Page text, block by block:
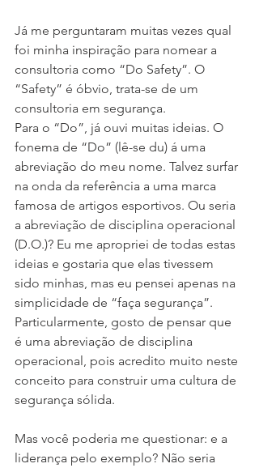
Já me perguntaram muitas vezes qual
foi minha inspiração para nomear a
consultoria como “Do Safety”. O
“Safety” é óbvio, trata-se de um
consultoria em segurança.
Para o “Do”, já ouvi muitas ideias. O
fonema de “Do” (lê-se du) á uma
abreviação do meu nome. Talvez surfar
na onda da referência a uma marca
famosa de artigos esportivos. Ou seria
a abreviação de disciplina operacional
(D.O.)? Eu me apropriei de todas estas
ideias e gostaria que elas tivessem
sido minhas, mas eu pensei apenas na
simplicidade de “faça segurança”.
Particularmente, gosto de pensar que
é uma abreviação de disciplina
operacional, pois acredito muito neste
conceito para construir uma cultura de
segurança sólida.
Mas você poderia me questionar: e a
liderança pelo exemplo? Não seria